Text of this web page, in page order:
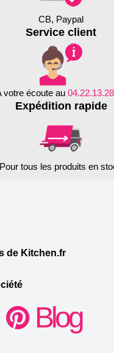
CB, Paypal
Service client
votre écoute au
Expédition rapide
Pour tous les produits en
de Kitchen.fr
Blog